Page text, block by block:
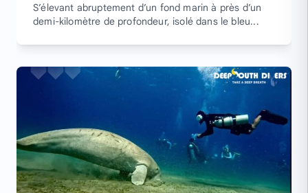
S’élevant abruptement d’un fond marin à près d’un
demi-kilomètre de profondeur, isolé dans le bleu...